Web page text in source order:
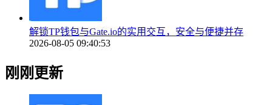
解锁TP钱包与Gate.io的实用交互，安全与便捷并存
2026-08-05 09:40:53
刚刚更新